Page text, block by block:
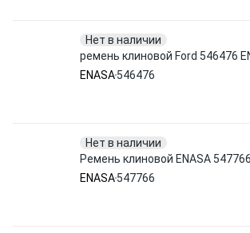
Нет в наличии
ремень клиновой Ford 546476
ENASA546476
Нет в наличии
Ремень клиновой ENASA 547766
ENASA547766